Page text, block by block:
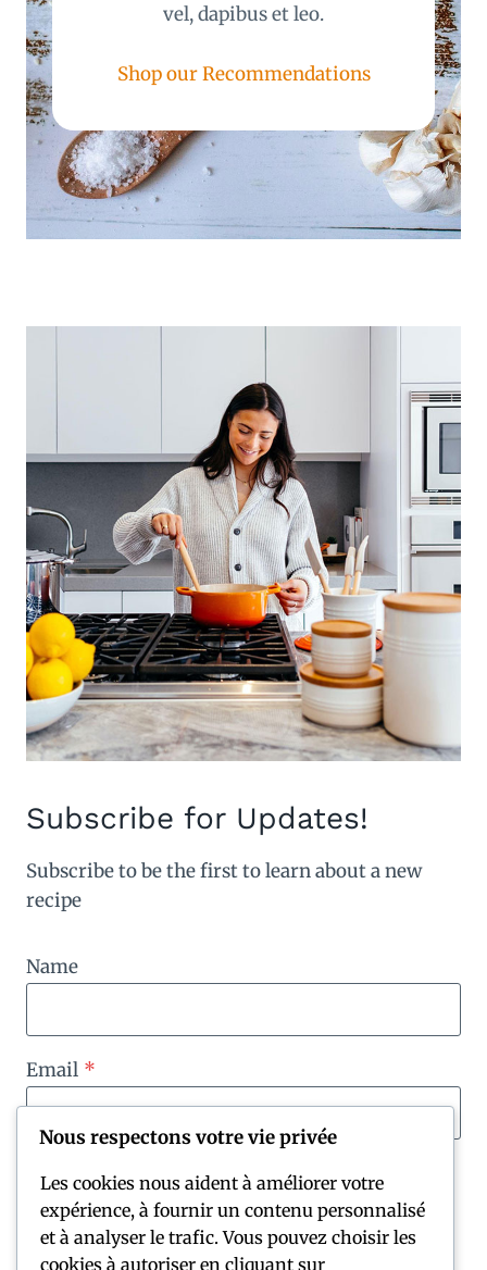
vel, dapibus et leo.
Shop our Recommendations
Subscribe for Updates!
Subscribe to be the first to learn about a new
recipe
Name
Email *
Subscribe
Nous respectons votre vie privée
Les cookies nous aident à améliorer votre
expérience, à fournir un contenu personnalisé
et à analyser le trafic. Vous pouvez choisir les
cookies à autoriser en cliquant sur